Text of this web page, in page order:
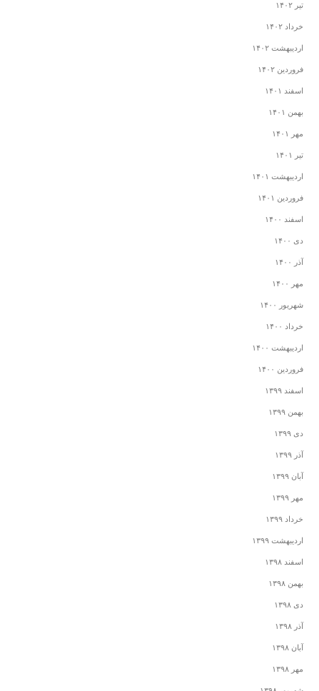
تیر ۱۴۰۲
خرداد ۱۴۰۲
اردیبهشت ۱۴۰۲
فروردین ۱۴۰۲
اسفند ۱۴۰۱
بهمن ۱۴۰۱
مهر ۱۴۰۱
تیر ۱۴۰۱
اردیبهشت ۱۴۰۱
فروردین ۱۴۰۱
اسفند ۱۴۰۰
دی ۱۴۰۰
آذر ۱۴۰۰
مهر ۱۴۰۰
شهریور ۱۴۰۰
خرداد ۱۴۰۰
اردیبهشت ۱۴۰۰
فروردین ۱۴۰۰
اسفند ۱۳۹۹
بهمن ۱۳۹۹
دی ۱۳۹۹
آذر ۱۳۹۹
آبان ۱۳۹۹
مهر ۱۳۹۹
خرداد ۱۳۹۹
اردیبهشت ۱۳۹۹
اسفند ۱۳۹۸
بهمن ۱۳۹۸
دی ۱۳۹۸
آذر ۱۳۹۸
آبان ۱۳۹۸
مهر ۱۳۹۸